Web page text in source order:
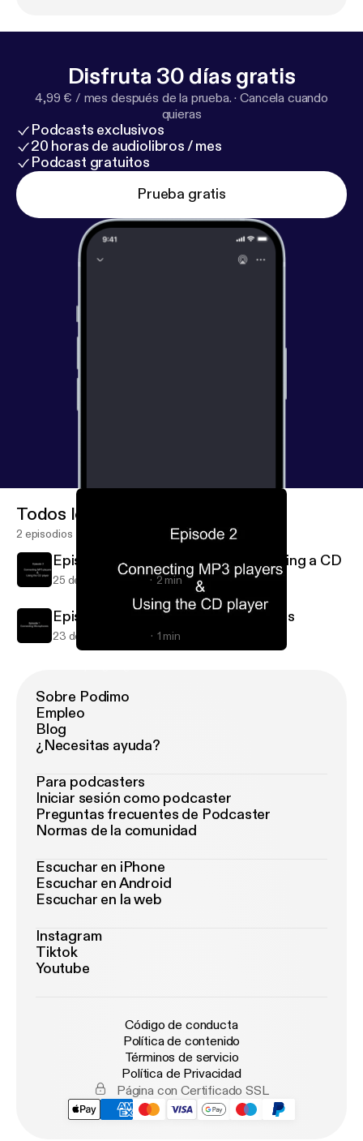
Disfruta 30 días gratis
4,99 € / mes después de la prueba. ·Cancela cuando
quieras
Podcasts exclusivos
20 horas de audiolibros / mes
Podcast gratuitos
Prueba gratis
Todos los episodios
2 episodios
Episode 2 - Connecting MP3 & Playing a CD
25 de mar de 2009 2 min
Episode 1 - Connecting Microphones
23 de mar de 2009 1 min
Sobre Podimo
Empleo
Blog
¿Necesitas ayuda?
Para podcasters
Iniciar sesión como podcaster
Preguntas frecuentes de Podcaster
Normas de la comunidad
Escuchar en iPhone
Escuchar en Android
Escuchar en la web
Instagram
Tiktok
Youtube
Código de conducta
Política de contenido
Términos de servicio
Política de Privacidad
Página con Certificado SSL